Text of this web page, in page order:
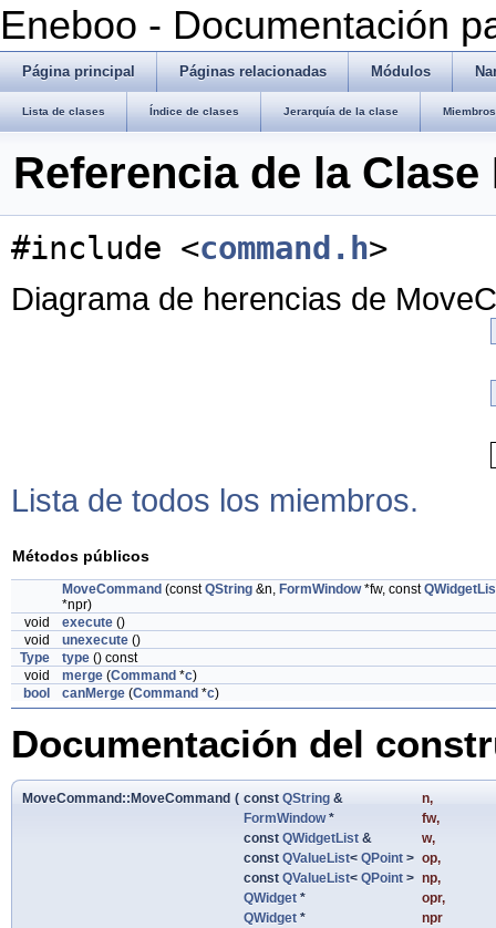
Eneboo - Documentación
Página principal Páginas relacionadas Módulos
Lista de clases Índice de clases Jerarquía de la clase
Referencia de la
#include <command.h>
Diagrama de herencias de
Lista de todos los miembros.
Métodos públicos
MoveCommand (constQString &n, FormWindow*fw, const
*npr)
void
execute ()
void
unexecute ()
Type
type () const
void
merge (Command *c)
bool
canMerge (Command *c)
Documentación del
MoveCommand::MoveCommand ( const QString & n,
FormWindow* fw,
const QWidgetList & w,
const QValueList< QPoint > op,
const QValueList< QPoint > np,
QWidget * opr,
QWidget *
npr